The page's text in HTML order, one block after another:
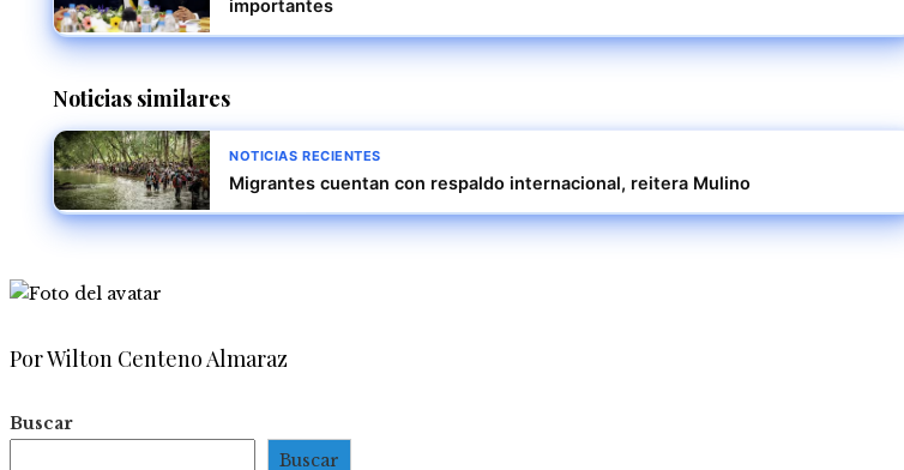
importantes
Noticias similares
NOTICIAS RECIENTES
Migrantes cuentan con respaldo internacional, reitera Mulino
Por Wilton Centeno Almaraz
Buscar
Buscar